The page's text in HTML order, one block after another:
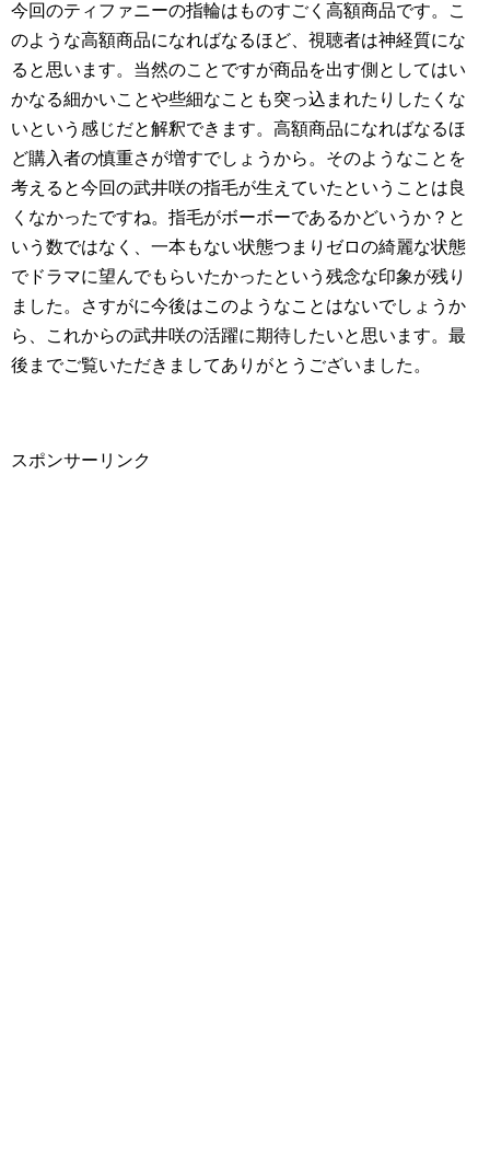
今回のティファニーの指輪はものすごく高額商品です。こ
のような高額商品になればなるほど、視聴者は神経質にな
ると思います。当然のことですが商品を出す側としてはい
かなる細かいことや些細なことも突っ込まれたりしたくな
いという感じだと解釈できます。高額商品になればなるほ
ど購入者の慎重さが増すでしょうから。そのようなことを
考えると今回の武井咲の指毛が生えていたということは良
くなかったですね。指毛がボーボーであるかどいうか？と
いう数ではなく、一本もない状態つまりゼロの綺麗な状態
でドラマに望んでもらいたかったという残念な印象が残り
ました。さすがに今後はこのようなことはないでしょうか
ら、これからの武井咲の活躍に期待したいと思います。最
後までご覧いただきましてありがとうございました。
スポンサーリンク